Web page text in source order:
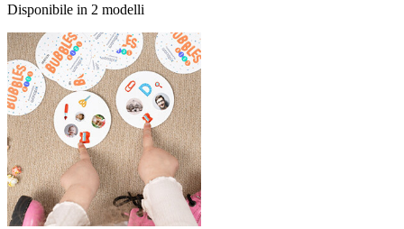
Disponibile in 2 modelli